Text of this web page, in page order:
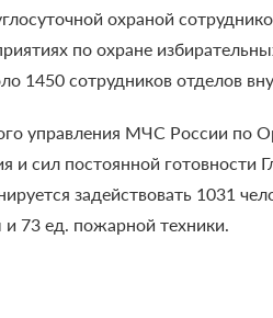
охраной
по охране
1450 сотрудников отделов
управления МЧС России по
и сил постоянной
задействовать 1031
73 ед. пожарной техники.